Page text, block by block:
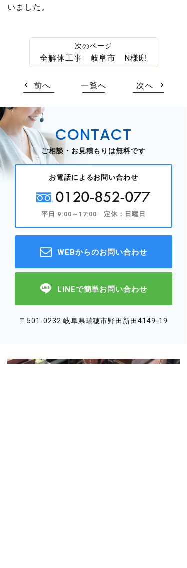
いました。
全解体工事 岐阜市 N様邸
前へ 一覧へ 次へ
CONTACT
ご相談・お見積もりは無料です
お電話によるお問い合わせ
0120-852-077
平日 9:00～17:00 定休：日曜日
WEBからのお問い合わせ
LINEで簡単お問い合わせ
〒501-0232 岐阜県瑞穂市野田新田4149-19